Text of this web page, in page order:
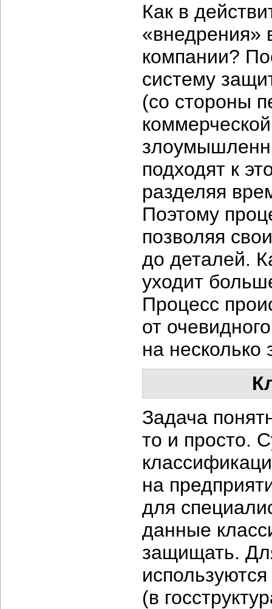
Как в
«внедрения»
компании?
систему
(со стороны
подходят к
разделяя
Поэтому
позволяя
до деталей.
уходит
Процесс
от
на несколько
Задача
то и просто.
на
для
данные
защищать.
(в